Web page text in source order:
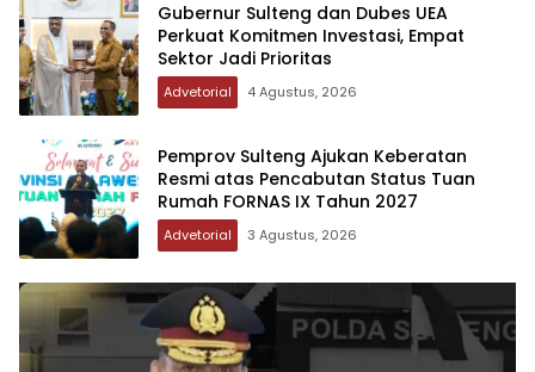
Gubernur Sulteng dan Dubes UEA
Perkuat Komitmen Investasi, Empat
Sektor Jadi Prioritas
Advetorial 4 Agustus, 2026
Pemprov Sulteng Ajukan Keberatan
Resmi atas Pencabutan Status Tuan
Rumah FORNAS IX Tahun 2027
Advetorial 3 Agustus, 2026